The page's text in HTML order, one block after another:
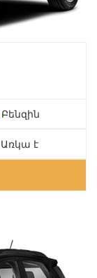
Բենզին
Առկա է